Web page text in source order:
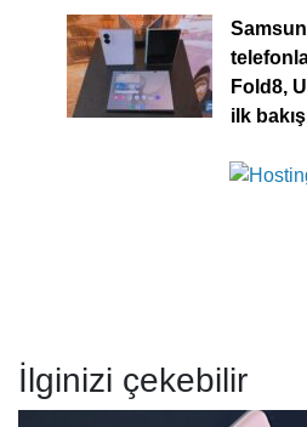
Fold8,
ilk bakış
İlginizi çekebilir